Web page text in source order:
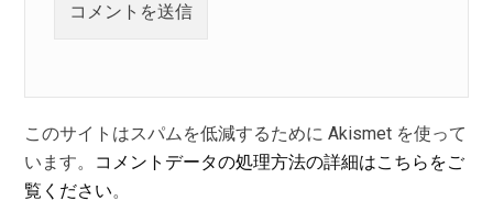
このサイトはスパムを低減するために Akismet を使って
います。 コメントデータの処理方法の詳細はこちらをご
覧ください。